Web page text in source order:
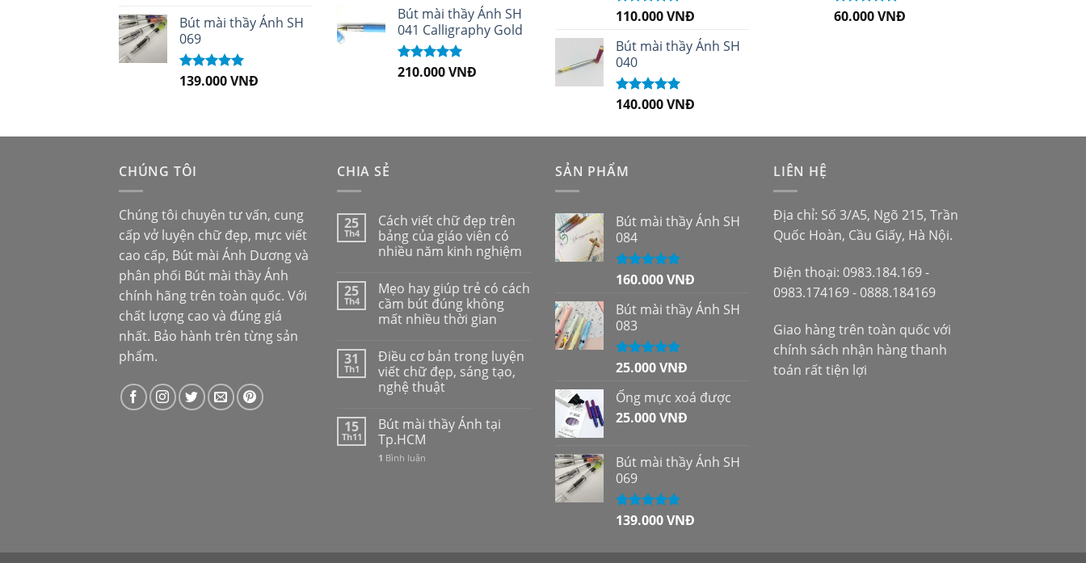
Bút mài thầy Ánh SH
069
Được xếp
139.000VNĐ
sao
Bút mài thầy Ánh SH
041 Calligraphy Gold
Được xếp
210.000VNĐ
Được xếp
sao
110.000VNĐ
Bút mài thầy Ánh SH
040
Được xếp
140.000VNĐ
Được xếp
60.000VNĐ
CHÚNG TÔI
Chúng tôi chuyên tư vấn, cung
cấp vở luyện chữ đẹp, mực viết
cao cấp, Bút mài Ánh Dươngvà
phân phối Bút mài thầy Ánh
chính hãng trên toàn quốc. Với
chất lượng cao và đúng giá
nhất. Bảo hành trên từng sản
phẩm.
CHIA SẺ
25
Th4
Cách viết chữ đẹp trên
bảng của giáo viên có
nhiều năm kinh nghiệm
25
Th4
Mẹo hay giúp trẻ có cách
cầm bút đúng không
mất nhiều thời gian
31
Th1
Điều cơ bản trong luyện
viết chữ đẹp, sáng tạo,
nghệ thuật
15
Th11
Bút mài thầy Ánh tại
Tp.HCM
1 Bình luận
SẢN PHẨM
Bút mài thầy Ánh SH
084
Được xếp
sao
160.000VNĐ
Bút mài thầy Ánh SH
083
Được xếp
sao
25.000VNĐ
Ống mực xoá được
25.000VNĐ
Bút mài thầy Ánh SH
069
Được xếp
139.000VNĐ
LIÊN HỆ
Địa chỉ: Số 3/A5, Ngõ 215, Trần
Quốc Hoàn, Cầu Giấy, Hà Nội.
Điện thoại: 0983.184.169 -
0983.174169 - 0888.184169
Giao hàng trên toàn quốc với
chính sách nhận hàng thanh
toán rất tiện lợi